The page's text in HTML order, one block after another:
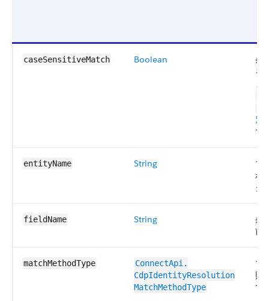
caseSensitiveMatch Boolean
条
を
ま
別
で
entityName String
マ
れ
ク
fieldName String
条
前
matchMethodType
ConnectApi.​
CdpIdentityResolution​
MatchMethodType
マ
照
で